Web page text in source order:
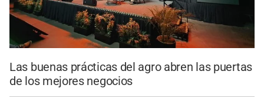
Las buenas prácticas del agro abren las puertas
de los mejores negocios